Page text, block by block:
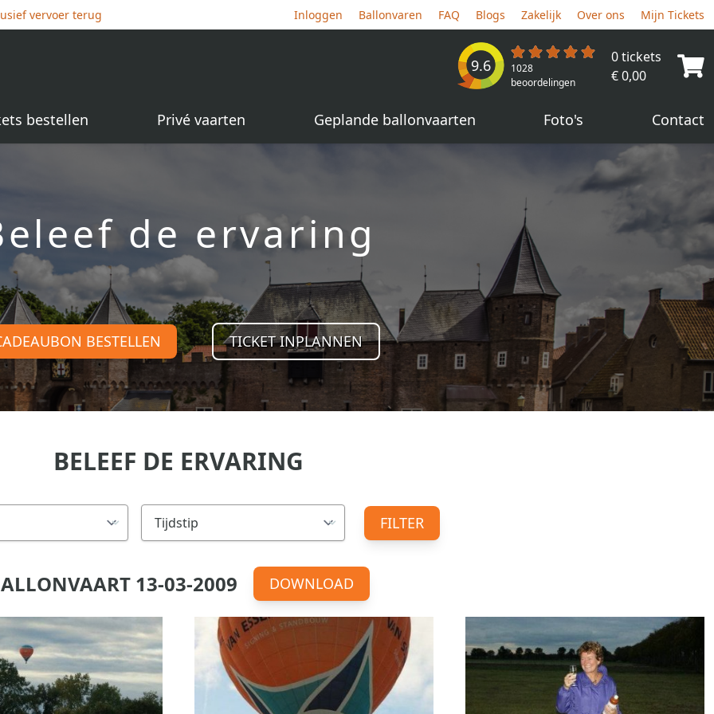
vervoer terug Inloggen Ballonvaren FAQ Blogs Zakelijk Over ons Mijn Tickets
9.6
1028
beoordelingen
0 tickets
€ 0,00
bestellen Privé vaarten Geplande ballonvaarten Foto's Contact
de ervaring
BESTELLEN TICKET INPLANNEN
BELEEF DE ERVARING
FILTER
13-03-2009 DOWNLOAD